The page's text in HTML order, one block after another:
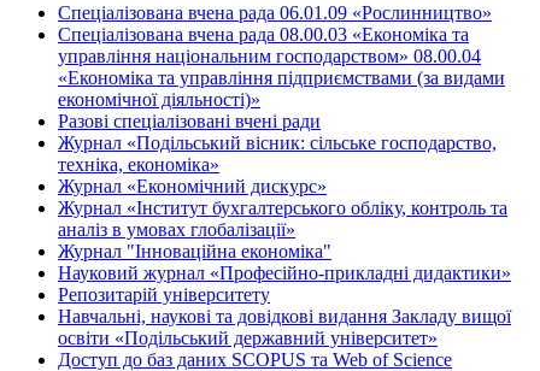
Спеціалізована вчена рада 06.01.09 «Рослинництво»
Спеціалізована вчена рада 08.00.03 «Економіка та
управління національним господарством» 08.00.04
«Економіка та управління підприємствами (за видами
економічної діяльності)»
Разові спеціалізовані вчені ради
Журнал «Подільський вісник: сільське господарство,
техніка, економіка»
Журнал «Економічний дискурс»
Журнал «Інститут бухгалтерського обліку, контроль та
аналіз в умовах глобалізації»
Журнал "Інноваційна економіка"
Науковий журнал «Професійно-прикладні дидактики»
Репозитарій університету
Навчальні, наукові та довідкові видання Закладу вищої
освіти «Подільський державний університет»
Доступ до баз даних SCOPUS та Web of Science